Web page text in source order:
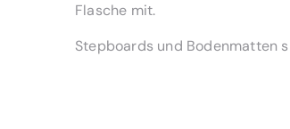
Flasche mit.
Stepboards und Bodenmatten